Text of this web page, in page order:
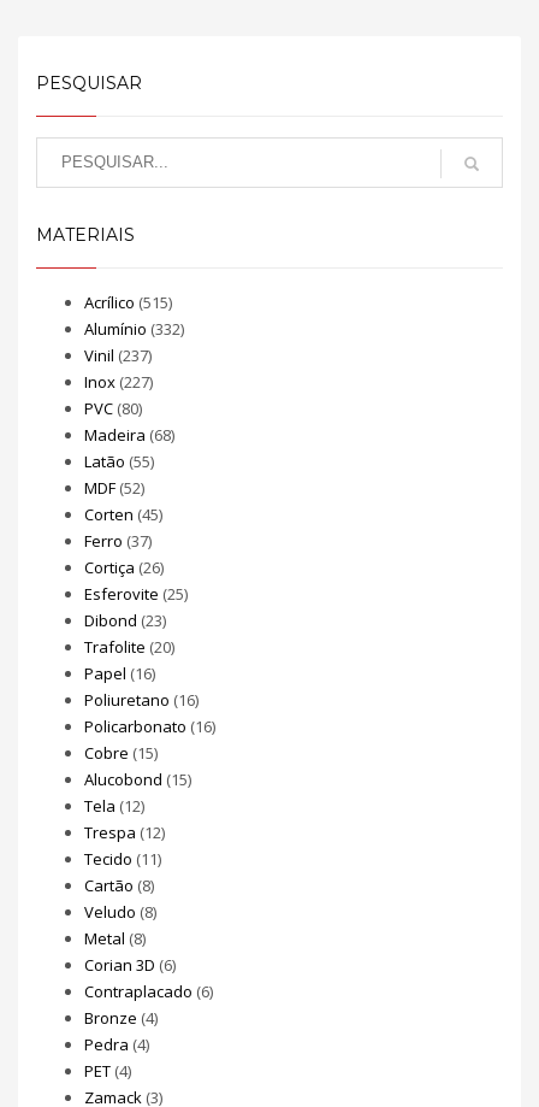
PESQUISAR
MATERIAIS
Acrílico (515)
Alumínio (332)
Vinil (237)
Inox (227)
PVC (80)
Madeira (68)
Latão (55)
MDF (52)
Corten (45)
Ferro (37)
Cortiça (26)
Esferovite (25)
Dibond (23)
Trafolite (20)
Papel (16)
Poliuretano (16)
Policarbonato (16)
Cobre (15)
Alucobond (15)
Tela (12)
Trespa (12)
Tecido (11)
Cartão (8)
Veludo (8)
Metal (8)
Corian 3D (6)
Contraplacado (6)
Bronze (4)
Pedra (4)
PET (4)
Zamack (3)